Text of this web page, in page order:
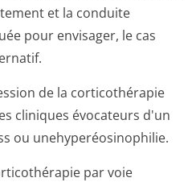
et la conduite
pour envisager, le cas
de la corticothérapie
cliniques évocateurs d'un
ou unehyperéosinop­hilie.
par voie